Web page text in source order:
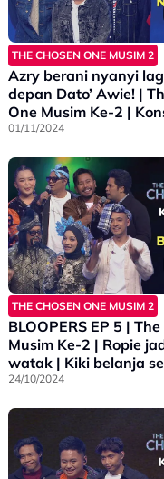
THE CHOSEN ONE MUSIM 2
Azry berani nyanyi
depan Dato’ Awie! |
One Musim Ke-2 |
01/11/2024
THE CHOSEN ONE MUSIM 2
BLOOPERS EP 5 |
Musim Ke-2 | Ropie
watak | Kiki belanja
24/10/2024